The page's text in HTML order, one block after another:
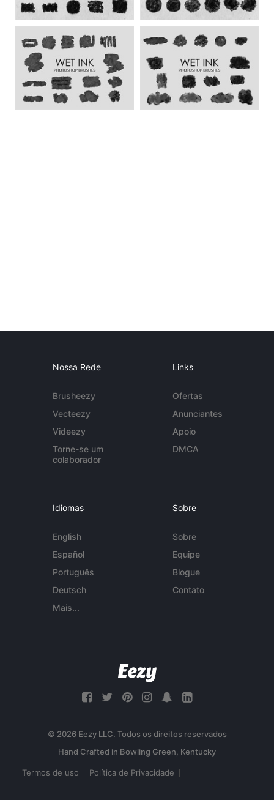
Nossa Rede
Brusheezy
Vecteezy
Videezy
Torne-se um
colaborador
Links
Ofertas
Anunciantes
Apoio
DMCA
Idiomas
English
Español
Português
Deutsch
Mais...
Sobre
Sobre
Equipe
Blogue
Contato
© 2026 Eezy LLC. Todos os direitos reservados
Termos de uso Política de Privacidade